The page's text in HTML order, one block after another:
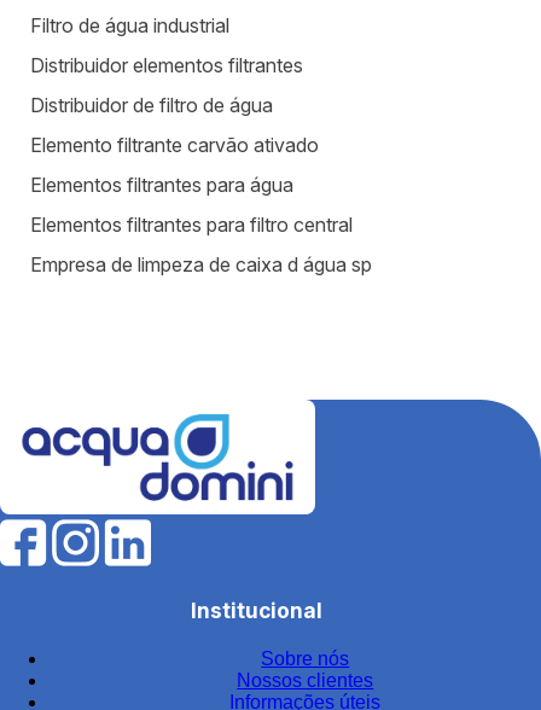
Filtro de água industrial
Distribuidor elementos filtrantes
Distribuidor de filtro de água
Elemento filtrante carvão ativado
Elementos filtrantes para água
Elementos filtrantes para filtro central
Empresa de limpeza de caixa d água sp
Fábrica de filtros para tratamento de água
Fabricantes de elementos filtrantes
Filtro de água para indústria
Filtro de água industrial
Filtro de carvão ativado para água
Filtro de carvão ativado industrial
Institucional
Sobre nós
Nossos clientes
Informações úteis